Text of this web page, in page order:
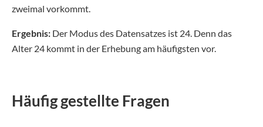
zweimal vorkommt.
Ergebnis: Der Modus des Datensatzes ist 24. Denn das
Alter 24 kommt in der Erhebung am häufigsten vor.
Häufig gestellte Fragen